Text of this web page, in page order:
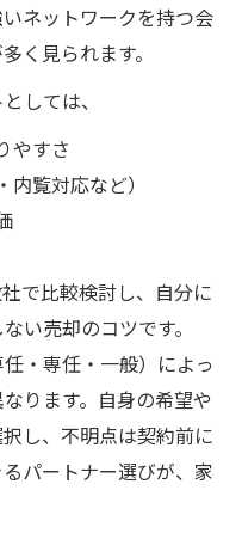
ネットワークを持つ会
く見られます。
しては、
やすさ
覧対応など）
で比較検討し、自分に
い売却のコツです。
・専任・一般）によっ
ります。自身の希望や
し、不明点は契約前に
パートナー選びが、家